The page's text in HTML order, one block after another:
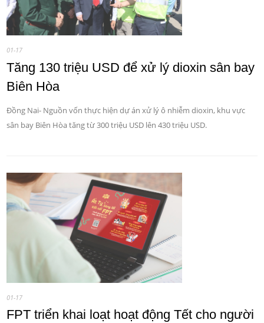
01-17
Tăng 130 triệu USD để xử lý dioxin sân bay
Biên Hòa
Đồng Nai- Nguồn vốn thực hiện dự án xử lý ô nhiễm dioxin, khu vực
sân bay Biên Hòa tăng từ 300 triệu USD lên 430 triệu USD.
01-17
FPT triển khai loạt hoạt động Tết cho người